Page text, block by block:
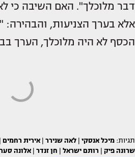
דבר מלוכלך". האם השיבה כי
אלא בערך הצניעות, והבהירה:
הכסף לא היה מלוכלך, הערך
תגיות: מיכל אנסקי לאה שנירר אירית רחמים
שרונה פיק
רותם ישראל חן זנדר אלונה סער